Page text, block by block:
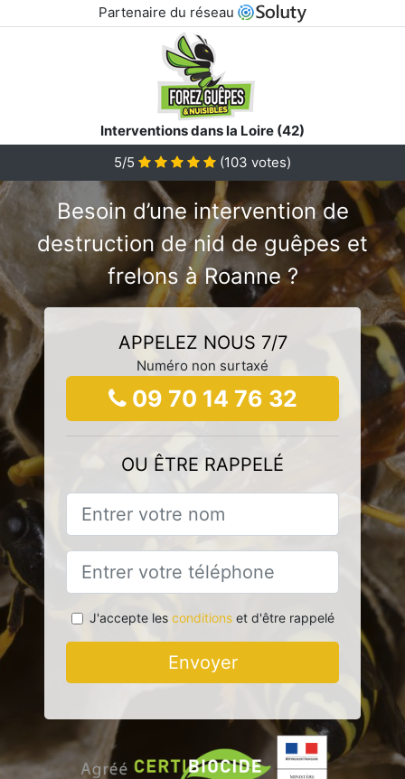
Partenaire du réseau
Interventions dans la Loire (42)
5/5
(103 votes)
Besoin d’une intervention de
destruction de nid de guêpes et
frelons à Roanne ?
APPELEZ NOUS 7/7
Numéro non surtaxé
09 70 14 76 32
OU ÊTRE RAPPELÉ
J'accepte les conditionset d'être rappelé
Envoyer